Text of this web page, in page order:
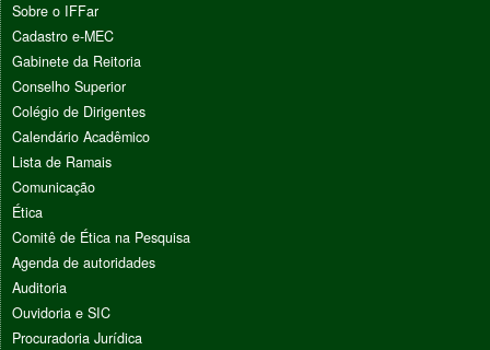
Sobre o IFFar
Cadastro e-MEC
Gabinete da Reitoria
Conselho Superior
Colégio de Dirigentes
Calendário Acadêmico
Lista de Ramais
Comunicação
Ética
Comitê de Ética na Pesquisa
Agenda de autoridades
Auditoria
Ouvidoria e SIC
Procuradoria Jurídica